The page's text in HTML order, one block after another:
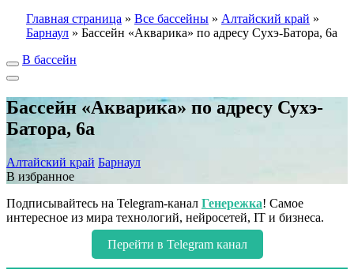
Главная страница » Все бассейны » Алтайский край »
Барнаул » Бассейн «Акварика» по адресу Сухэ-Батора, 6а
В бассейн
Бассейн «Акварика» по адресу Сухэ-
Батора, 6а
Алтайский край Барнаул
В избранное
Подписывайтесь на Telegram-канал Генережка! Самое
интересное из мира технологий, нейросетей, IT и бизнеса.
Перейти в Telegram канал